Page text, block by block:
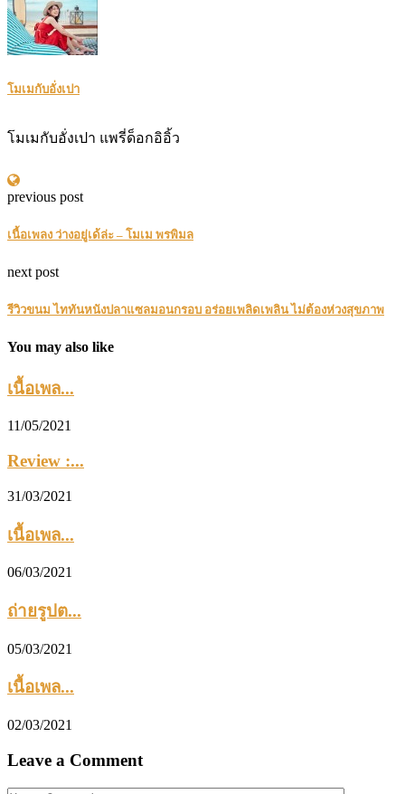
โมเมกับอั่งเปา
โมเมกับอั่งเปา แพรี่ด็อกอิอิ้ว
previous post
เนื้อเพลง ว่างอยู่เด้ล่ะ – โมเม พรพิมล
next post
รีวิวขนม ไททันหนังปลาแซลมอนกรอบ อร่อยเพลิดเพลิน ไม่ต้องห่วงสุขภาพ
You may also like
เนื้อเพล...
11/05/2021
Review :...
31/03/2021
เนื้อเพล...
06/03/2021
ถ่ายรูปต...
05/03/2021
เนื้อเพล...
02/03/2021
Leave a Comment